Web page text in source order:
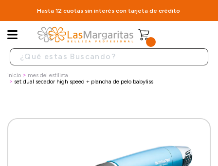
Hasta 12 cuotas sin interés con tarjeta de crédito
inicio
mes del estilista
set dual secador high speed + plancha de pelo babyliss